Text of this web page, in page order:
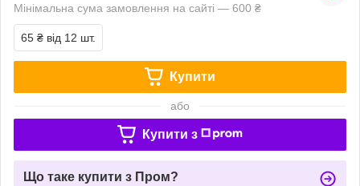
Мінімальна сума замовлення на сайті — 600 ₴
65 ₴ від 12 шт.
Купити
або
Купити з
Що таке купити з Пром?